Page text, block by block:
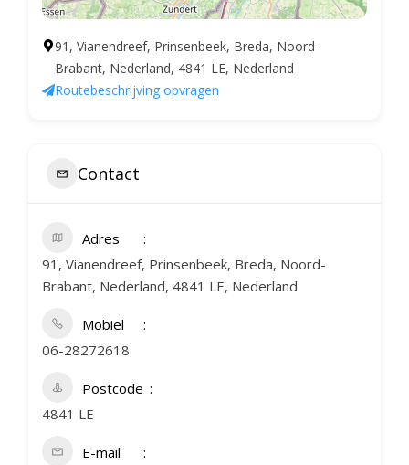
91, Vianendreef, Prinsenbeek, Breda, Noord-
Brabant, Nederland, 4841 LE, Nederland
Routebeschrijving opvragen
Contact
Adres
91, Vianendreef, Prinsenbeek, Breda, Noord-
Brabant, Nederland, 4841 LE, Nederland
Mobiel
06-28272618
Postcode
4841 LE
E-mail